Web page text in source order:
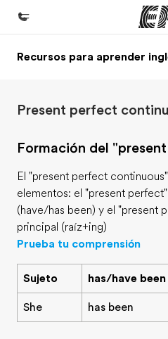
Inicio
Programas
Oficinas
Encuentra una oficina
Sobre nosotros
Quiénes somos
Trabajos
Únete al equipo
Recursos para aprender
Present perfect
Formación del
El "present perfect
elementos: el "present
(have/has been) y el "present
principal (raíz+ing)
Prueba tu comprensión
Sujeto has/have been
She has been